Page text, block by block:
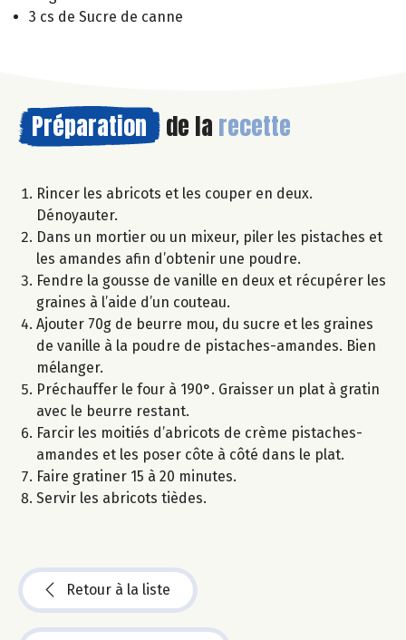
3 cs de Sucre de canne
Préparation de la recette
Rincer les abricots et les couper en deux.
Dénoyauter.
Dans un mortier ou un mixeur, piler les pistaches et
les amandes afin d’obtenir une poudre.
Fendre la gousse de vanille en deux et récupérer les
graines à l’aide d’un couteau.
Ajouter 70g de beurre mou, du sucre et les graines
de vanille à la poudre de pistaches-amandes. Bien
mélanger.
Préchauffer le four à 190°. Graisser un plat à gratin
avec le beurre restant.
Farcir les moitiés d’abricots de crème pistaches-
amandes et les poser côte à côté dans le plat.
Faire gratiner 15 à 20 minutes.
Servir les abricots tièdes.
Retour à la liste